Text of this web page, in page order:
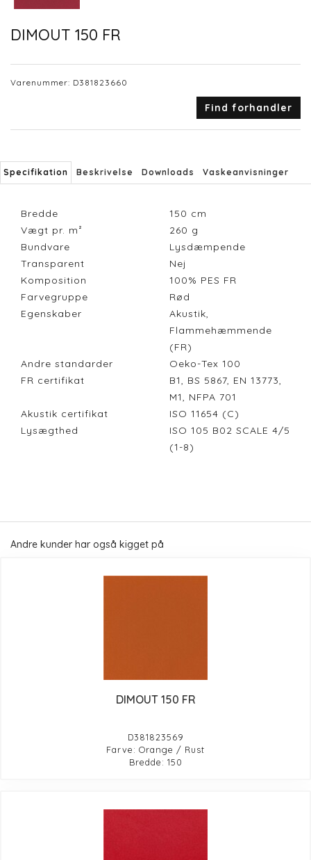
DIMOUT 150 FR
Varenummer: D381823660
Find forhandler
Specifikation Beskrivelse Downloads Vaskeanvisninger
Bredde 150 cm
Vægt pr. m²
260 g
Bundvare
Lysdæmpende
Transparent
Nej
Komposition
100% PES FR
Farvegruppe
Rød
Egenskaber
Akustik,
Flammehæmmende
(FR)
Andre standarder
Oeko-Tex 100
FR certifikat
B1, BS 5867, EN 13773,
M1, NFPA 701
Akustik certifikat
ISO 11654 (C)
Lysægthed
ISO 105 B02 SCALE 4/5
(1-8)
Andre kunder har også kigget på
DIMOUT 150 FR
D381823569
Farve: Orange / Rust
Bredde: 150